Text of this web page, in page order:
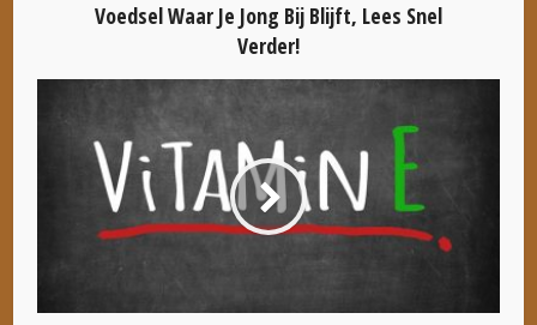
Voedsel Waar Je Jong Bij Blijft, Lees Snel
Verder!